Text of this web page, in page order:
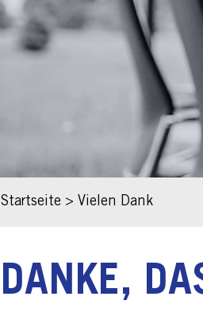
Startseite > Vielen Dank
DANKE,